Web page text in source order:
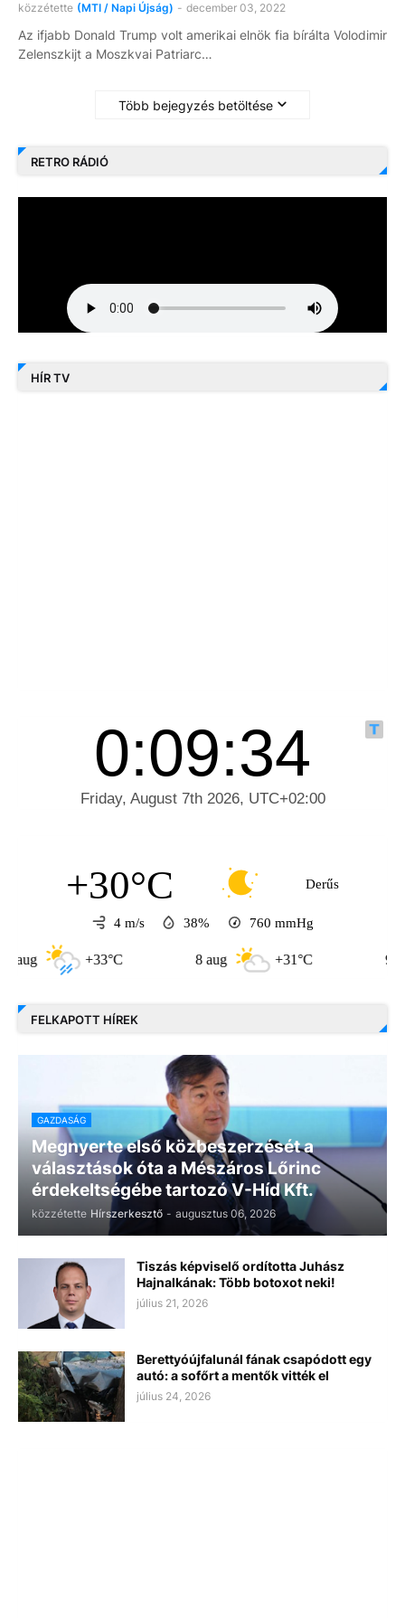
közzétette (MTI / Napi Újság) - december 03, 2022
Az ifjabb Donald Trump volt amerikai elnök fia bírálta Volodimir
Zelenszkijt a Moszkvai Patriarc…
Több bejegyzés betöltése
RETRO RÁDIÓ
HÍR TV
+30°C Derűs
4 m/s 38% 760 mmHg
+33°C 8 aug +31°C 9 aug
FELKAPOTT HÍREK
GAZDASÁG
Megnyerte első közbeszerzését a
választások óta a Mészáros Lőrinc
érdekeltségébe tartozó V-Híd Kft.
közzétette Hírszerkesztő - augusztus 06, 2026
Tiszás képviselő ordította Juhász
Hajnalkának: Több botoxot neki!
július 21, 2026
Berettyóújfalunál fának csapódott egy
autó: a sofőrt a mentők vitték el
július 24, 2026